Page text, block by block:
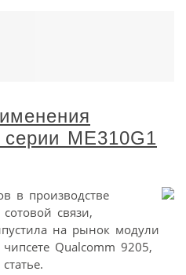
ME310G1
в производстве
связи,
на рынок модули
Qualcomm 9205,